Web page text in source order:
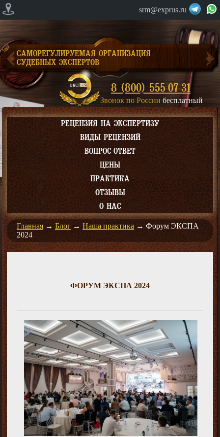
srm@exprus.ru
САМОРЕГУЛИРУЕМАЯ ОРГАНИЗАЦИЯ
СУДЕБНЫХ ЭКСПЕРТОВ
8 (800) 555-07-31
Звонок по России бесплатный
РЕЦЕНЗИЯ НА ЭКСПЕРТИЗУ
ВИДЫ РЕЦЕНЗИЙ
ВОПРОС-ОТВЕТ
ЦЕНЫ
ПРАКТИКА
ОТЗЫВЫ
О НАС
Главная → Блог → Наша практика → Форум ЭКСПА
2024
ФОРУМ ЭКСПА 2024